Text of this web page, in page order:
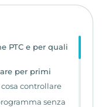
PTC e per quali
per primi
controllare
senza